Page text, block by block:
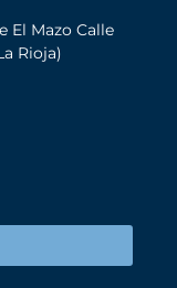
El Mazo Calle
Rioja)